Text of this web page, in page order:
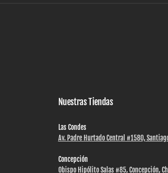
Nuestras Tiendas
Las Condes
Av. Padre Hurtado Central #1580,
Concepción
Obispo Hipólito Salas #85, Concepción,